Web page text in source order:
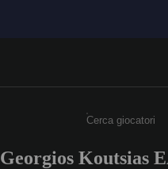
Inserisci
Georgios Koutsias